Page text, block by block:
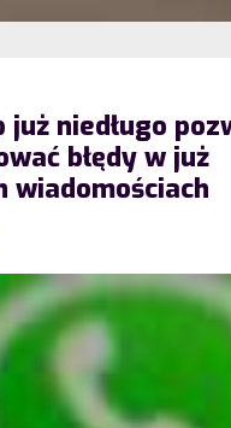
już niedługo
błędy w już
wiadomościach